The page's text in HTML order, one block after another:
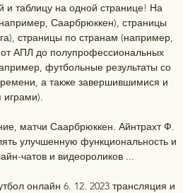
и таблицу на одной странице! На
Саарбрюккен), страницы
страницы по странам (например,
АПЛ до полупрофессиональных
футбольные результаты со
а также завершившимися и
матчи Саарбрюккен. Айнтрахт Ф.
улучшенную функциональность и
чатов и видеороликов ...
онлайн 6. 12. 2023 трансляция и